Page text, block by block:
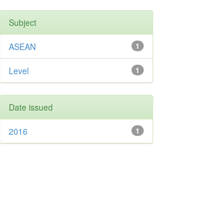
Subject
1
ASEAN
1
Level
Date issued
1
2016